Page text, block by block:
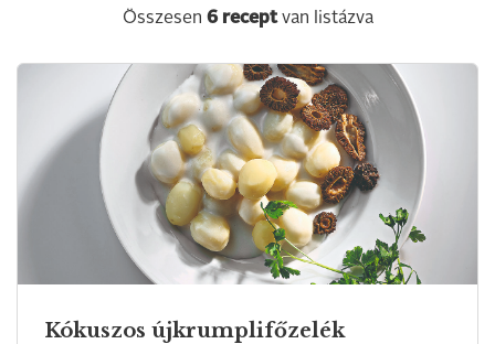
Összesen 6 receptvan listázva
Kókuszos újkrumplifőzelék